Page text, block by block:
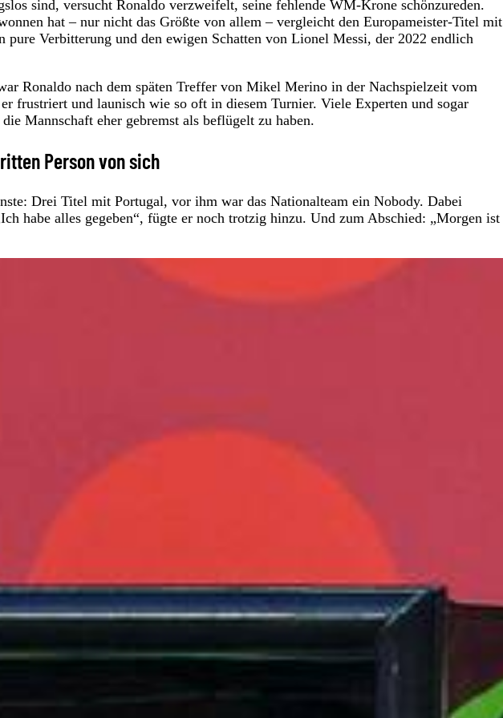
sind, versucht Ronaldo verzweifelt, seine fehlende WM-Krone schönzureden.
hat – nur nicht das Größte von allem – vergleicht den Europameister-Titel mit
Verbitterung und den ewigen Schatten von Lionel Messi, der 2022 endlich
Ronaldo nach dem späten Treffer von Mikel Merino in der Nachspielzeit vom
frustriert und launisch wie so oft in diesem Turnier. Viele Experten und sogar
Mannschaft eher gebremst als beflügelt zu haben.
Person von sich
Drei Titel mit Portugal, vor ihm war das Nationalteam ein Nobody. Dabei
habe alles gegeben“, fügte er noch trotzig hinzu. Und zum Abschied: „Morgen ist